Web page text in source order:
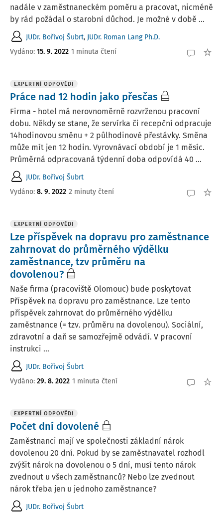
nadále v zaměstnaneckém poměru a pracovat, nicméně
by rád požádal o starobní důchod. Je možné v době ...
JUDr. Bořivoj Šubrt, JUDr. Roman Lang Ph.D.
Vydáno: 15. 9. 2022 1 minuta čtení
EXPERTNÍ ODPOVĚDI
Práce nad 12 hodin jako přesčas
Firma - hotel má nerovnoměrně rozvrženou pracovní
dobu. Někdy se stane, že servírka či recepční odpracuje
14hodinovou směnu + 2 půlhodinové přestávky. Směna
může mít jen 12 hodin. Vyrovnávací období je 1 měsíc.
Průměrná odpracovaná týdenní doba odpovídá 40 ...
JUDr. Bořivoj Šubrt
Vydáno: 8. 9. 2022 2 minuty čtení
EXPERTNÍ ODPOVĚDI
Lze příspěvek na dopravu pro zaměstnance
zahrnovat do průměrného výdělku
zaměstnance, tzv průměru na
dovolenou?
Naše firma (pracoviště Olomouc) bude poskytovat
Příspěvek na dopravu pro zaměstnance. Lze tento
příspěvek zahrnovat do průměrného výdělku
zaměstnance (= tzv. průměru na dovolenou). Sociální,
zdravotní a daň se samozřejmě odvádí. V pracovní
instrukci ...
JUDr. Bořivoj Šubrt
Vydáno: 29. 8. 2022 1 minuta čtení
EXPERTNÍ ODPOVĚDI
Počet dní dovolené
Zaměstnanci mají ve společnosti základní nárok
dovolenou 20 dní. Pokud by se zaměstnavatel rozhodl
zvýšit nárok na dovolenou o 5 dní, musí tento nárok
zvednout u všech zaměstnanců? Nebo lze zvednout
nárok třeba jen u jednoho zaměstnance?
JUDr. Bořivoj Šubrt